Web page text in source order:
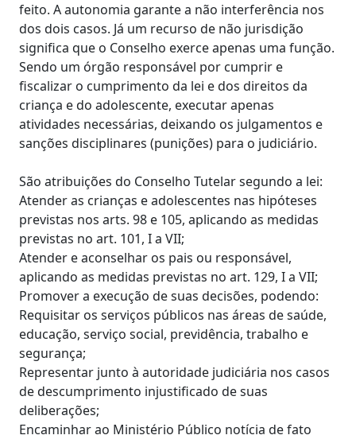
feito. A autonomia garante a não interferência nos
dos dois casos. Já um recurso de não jurisdição
significa que o Conselho exerce apenas uma função.
Sendo um órgão responsável por cumprir e
fiscalizar o cumprimento da lei e dos direitos da
criança e do adolescente, executar apenas
atividades necessárias, deixando os julgamentos e
sanções disciplinares (punições) para o judiciário.
São atribuições do Conselho Tutelar segundo a lei:
Atender as crianças e adolescentes nas hipóteses
previstas nos arts. 98 e 105, aplicando as medidas
previstas no art. 101, I a VII;
Atender e aconselhar os pais ou responsável,
aplicando as medidas previstas no art. 129, I a VII;
Promover a execução de suas decisões, podendo:
Requisitar os serviços públicos nas áreas de saúde,
educação, serviço social, previdência, trabalho e
segurança;
Representar junto à autoridade judiciária nos casos
de descumprimento injustificado de suas
deliberações;
Encaminhar ao Ministério Público notícia de fato